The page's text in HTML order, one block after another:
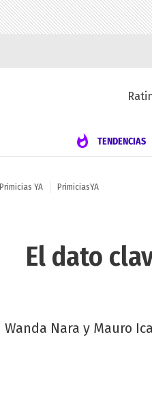
TENDENCIAS
Primicias YA PrimiciasYA
El dato
Wanda Nara y Mauro